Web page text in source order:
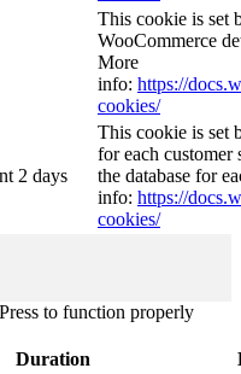
This cookie is set
WooCommerce
More
info: https://
cookies/
2 days
This cookie is set
for each
the database for
info: https://
cookies/
to function properly
Duration